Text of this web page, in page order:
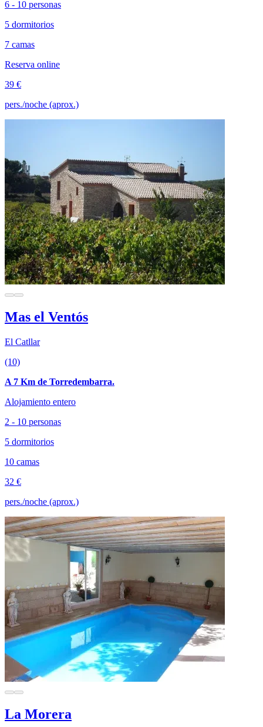
6 - 10 personas
5 dormitorios
7 camas
Reserva online
39 €
pers./noche (aprox.)
Mas el Ventós
El Catllar
(10)
A 7 Km de Torredembarra.
Alojamiento entero
2 - 10 personas
5 dormitorios
10 camas
32 €
pers./noche (aprox.)
La Morera